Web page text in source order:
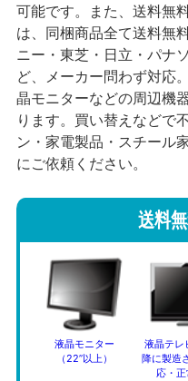
可能です。また、送料無
は、同梱商品全て送料無
ニー・東芝・日立・パナ
ど、メーカー問わず対応
晶モニターなどの周辺機
ります。買い替えなどで
ン・家電製品・スチール
にご依頼ください。
送料
液晶モニター
（22”以上）
液晶テレ
降に製造
応・正